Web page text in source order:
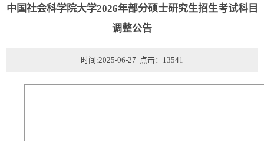
中国社会科学院大学2026年部分硕士研究生招生考试科目
调整公告
时间:2025-06-27 点击： 13541